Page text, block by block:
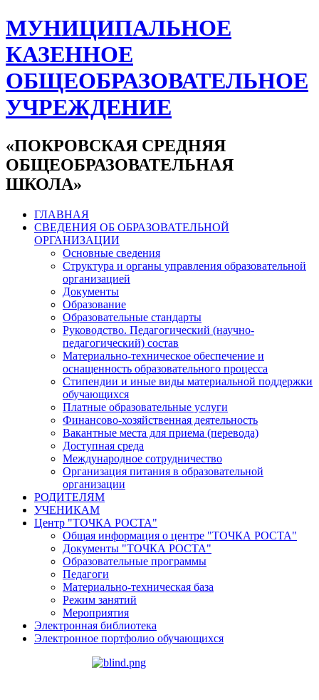
МУНИЦИПАЛЬНОЕ
КАЗЕННОЕ
ОБЩЕОБРАЗОВАТЕЛЬНОЕ
УЧРЕЖДЕНИЕ
«ПОКРОВСКАЯ СРЕДНЯЯ
ОБЩЕОБРАЗОВАТЕЛЬНАЯ
ШКОЛА»
ГЛАВНАЯ
СВЕДЕНИЯ ОБ ОБРАЗОВАТЕЛЬНОЙ
ОРГАНИЗАЦИИ
Основные сведения
Структура и органы управления образовательной
организацией
Документы
Образование
Образовательные стандарты
Руководство. Педагогический (научно-
педагогический) состав
Материально-техническое обеспечение и
оснащенность образовательного процесса
Стипендии и иные виды материальной поддержки
обучающихся
Платные образовательные услуги
Финансово-хозяйственная деятельность
Вакантные места для приема (перевода)
Доступная среда
Международное сотрудничество
Организация питания в образовательной
организации
РОДИТЕЛЯМ
УЧЕНИКАМ
Центр "ТОЧКА РОСТА"
Общая информация о центре "ТОЧКА РОСТА"
Документы "ТОЧКА РОСТА"
Образовательные программы
Педагоги
Материально-техническая база
Режим занятий
Мероприятия
Электронная библиотека
Электронное портфолио обучающихся